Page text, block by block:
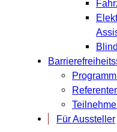
Für Aussteller